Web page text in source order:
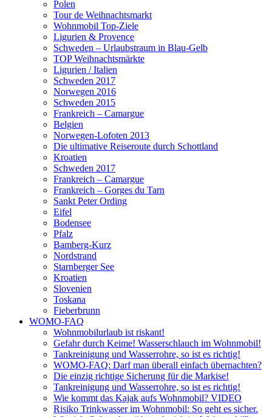
Polen
Tour de Weihnachtsmarkt
Wohnmobil Top-Ziele
Ligurien & Provence
Schweden – Urlaubstraum in Blau-Gelb
TOP Weihnachtsmärkte
Ligurien / Italien
Schweden 2017
Norwegen 2016
Schweden 2015
Frankreich – Camargue
Belgien
Norwegen-Lofoten 2013
Die ultimative Reiseroute durch Schottland
Kroatien
Schweden 2017
Frankreich – Camargue
Frankreich – Gorges du Tarn
Sankt Peter Ording
Eifel
Bodensee
Pfalz
Bamberg-Kurz
Nordstrand
Starnberger See
Kroatien
Slovenien
Toskana
Fieberbrunn
WOMO-FAQ
Wohnmobilurlaub ist riskant!
Gefahr durch Keime! Wasserschlauch im Wohnmobil!
Tankreinigung und Wasserrohre, so ist es richtig!
WOMO-FAQ: Darf man überall einfach übernachten?
Die einzig richtige Sicherung für die Markise!
Tankreinigung und Wasserrohre, so ist es richtig!
Wie kommt das Kajak aufs Wohnmobil? VIDEO
Risiko Trinkwasser im Wohnmobil: So geht es sicher.